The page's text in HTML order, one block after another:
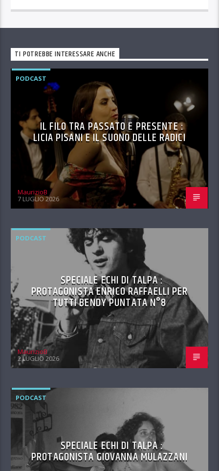
TI POTREBBE INTERESSARE ANCHE
PODCAST
IL FILO TRA PASSATO E PRESENTE :
LICIA PISANI E IL SUONO DELLE RADICI
MaurizioB
7 LUGLIO 2026
PODCAST
SPECIALE ECHI DI TALPA :
PROTAGONISTA ENRICO RAFFAELLI PER
TUTTI BENDY PUNTATA N°8
MaurizioB
2 LUGLIO 2026
PODCAST
SPECIALE ECHI DI TALPA :
PROTAGONISTA GIOVANNA MULAZZANI